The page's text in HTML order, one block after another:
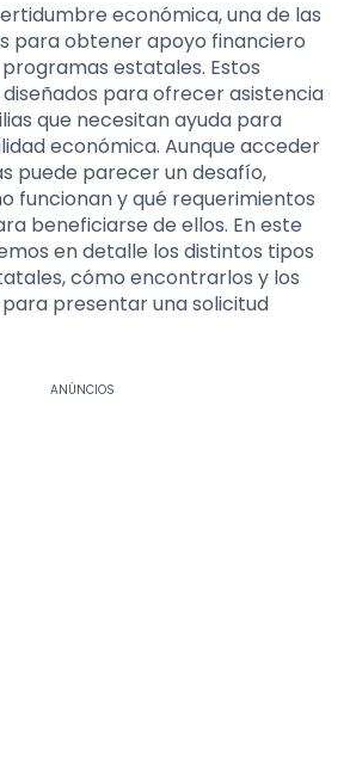
económica, una de las
para obtener apoyo financiero
estatales. Estos
para ofrecer asistencia
que necesitan ayuda para
económica. Aunque acceder
puede parecer un desafío,
funcionan y qué requerimientos
beneficiarse de ellos. En este
en detalle los distintos tipos
cómo encontrarlos y los
presentar una solicitud
ANÚNCIOS